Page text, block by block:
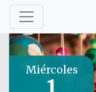
Miércoles